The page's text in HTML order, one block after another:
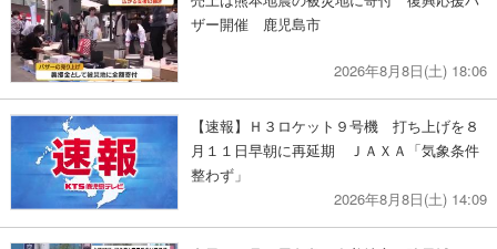
ザー開催 鹿児島市
2026年8月8日(土) 18:06
【速報】Ｈ３ロケット９号機 打ち上げを８
月１１日早朝に再延期 ＪＡＸＡ「気象条件
整わず」
2026年8月8日(土) 14:09